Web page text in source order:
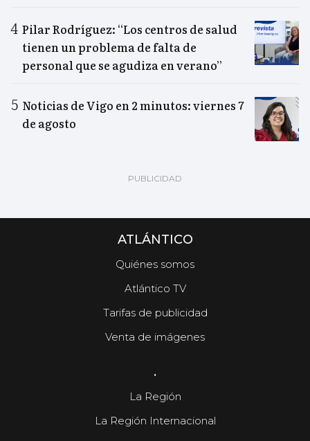
Pilar Rodríguez: “Los centros de salud
tienen un problema de falta de
personal que se agudiza en verano”
Noticias de Vigo en 2 minutos: viernes 7
de agosto
ATLÁNTICO
Quiénes somos
Atlántico TV
Tarifas de publicidad
Venta de imágenes
.
La Región
La Región Internacional